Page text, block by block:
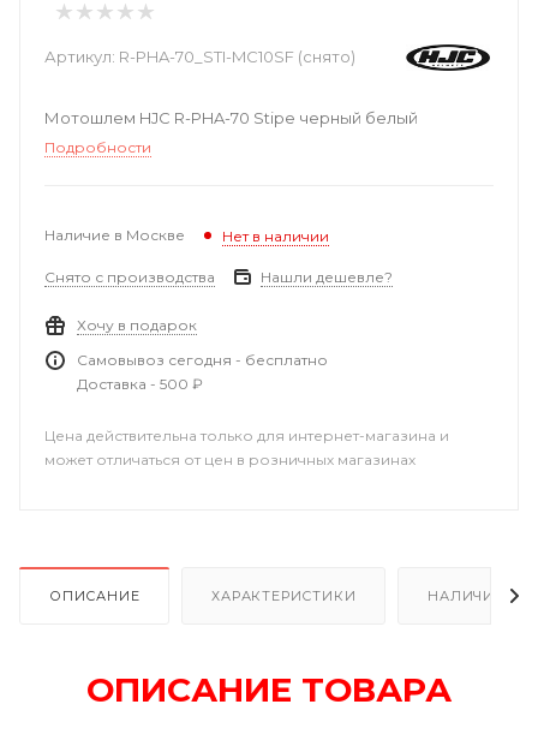
Артикул: R-PHA-70_STI-MC10SF (снято)
Мотошлем HJC R-PHA-70 Stipe черный белый
Подробности
Наличие в Москве Нет в наличии
Снято с производства Нашли дешевле?
Хочу в подарок
Самовывоз сегодня - бесплатно
Доставка - 500 ₽
Цена действительна только для интернет-магазина и
может отличаться от цен в розничных магазинах
ОПИСАНИЕ ХАРАКТЕРИСТИКИ НАЛИЧИЕ
ОПИСАНИЕ ТОВАРА